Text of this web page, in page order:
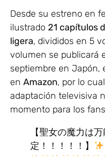
Desde su estreno en
ilustrado 21 capítulos
ligera, divididos en 5
volumen se publicará
septiembre en Japón,
en Amazon, por lo
adaptación televisiva
momento para los
【聖女の魔力は
定！！！！！】